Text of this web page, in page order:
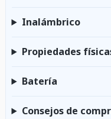
Inalámbrico
Propiedades
Batería
Consejos de